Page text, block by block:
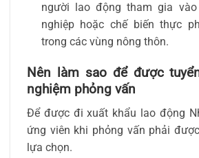
người lao động tham gia
nghiệp hoặc chế biến thực
trong các vùng nông thôn.
Nên làm sao để được
nghiệm phỏng vấn
Để được đi xuất khẩu lao động
ứng viên khi phỏng vấn phải
lựa chọn.